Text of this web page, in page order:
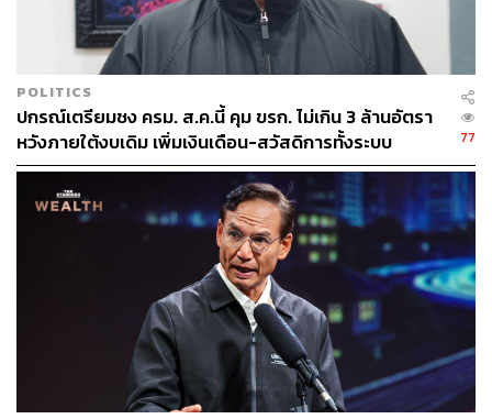
POLITICS
ปกรณ์เตรียมชง ครม. ส.ค.นี้ คุม ขรก. ไม่เกิน 3 ล้านอัตรา
หวังภายใต้งบเดิม เพิ่มเงินเดือน-สวัสดิการทั้งระบบ
77